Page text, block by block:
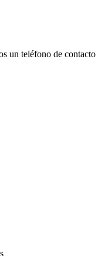
un teléfono de